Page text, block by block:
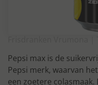
Pepsi max is de
Pepsi merk, waarvan
een zoetere